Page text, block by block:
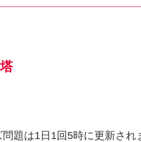
問題は1日1回5時に更新され